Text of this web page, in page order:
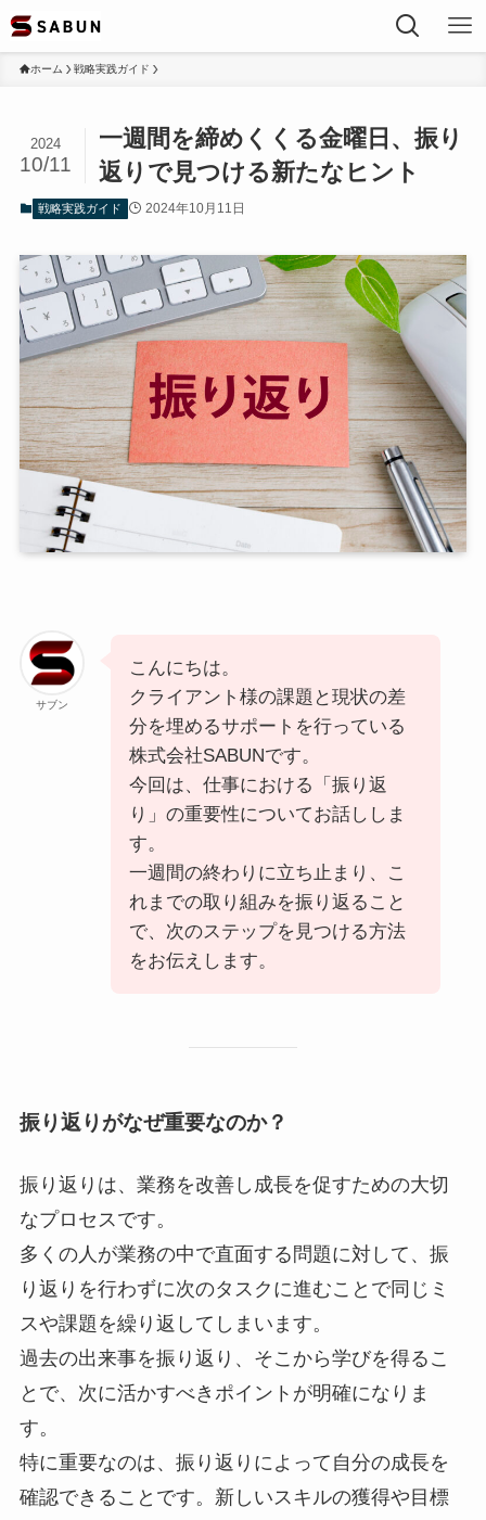
ホーム 戦略実践ガイド
一週間を締めくくる金曜日、振り
返りで見つける新たなヒント
2024
10/11
戦略実践ガイド 2024年10月11日
サブン
こんにちは。
クライアント様の課題と現状の差
分を埋めるサポートを行っている
株式会社SABUNです。
今回は、仕事における「振り返
り」の重要性についてお話ししま
す。
一週間の終わりに立ち止まり、こ
れまでの取り組みを振り返ること
で、次のステップを見つける方法
をお伝えします。
振り返りがなぜ重要なのか？
振り返りは、業務を改善し成長を促すための大切
なプロセスです。
多くの人が業務の中で直面する問題に対して、振
り返りを行わずに次のタスクに進むことで同じミ
スや課題を繰り返してしまいます。
過去の出来事を振り返り、そこから学びを得るこ
とで、次に活かすべきポイントが明確になりま
す。
特に重要なのは、振り返りによって自分の成長を
確認できることです。新しいスキルの獲得や目標